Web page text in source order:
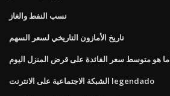
نسب النفط والغاز
تاريخ الأمازون التاريخي لسعر السهم
ما هو متوسط ​​سعر الفائدة على قرض المنزل اليوم
الشبكة الاجتماعية على الانترنت legendado